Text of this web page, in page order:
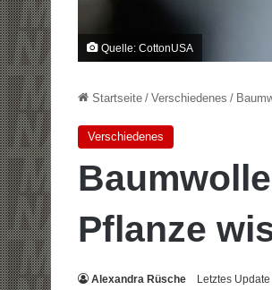
Quelle: CottonUSA
Startseite / Verschiedenes /
Verschiedenes
Pflanze
Alexandra Rüsche Letztes